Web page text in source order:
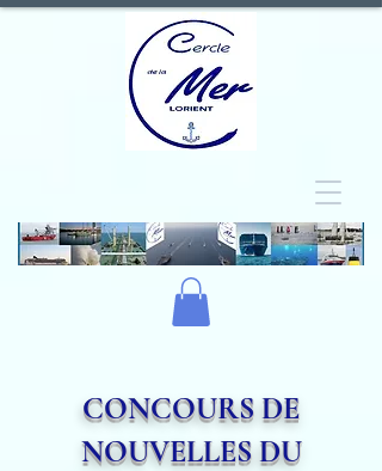
CONCOURS DE
NOUVELLES DU